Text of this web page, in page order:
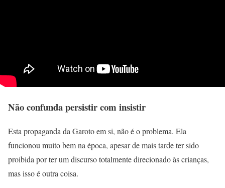
Não confunda persistir com insistir
Esta propaganda da Garoto em si, não é o problema. Ela
funcionou muito bem na época, apesar de mais tarde ter sido
proibida por ter um discurso totalmente direcionado às crianças,
mas isso é outra coisa.